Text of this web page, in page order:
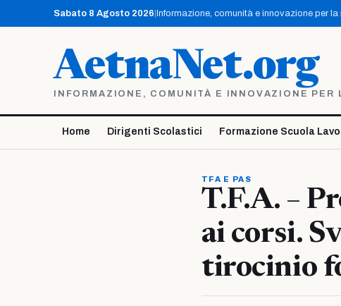
contenuto
Sabato 8 Agosto 2026 Informazione, comunità e innovazione per
AetnaNet.org
INFORMAZIONE, COMUNITÀ E INNOVAZIONE
Home Dirigenti Scolastici Formazione Scuola
TFA E PAS
T.F.A. –
ai corsi.
tirocinio